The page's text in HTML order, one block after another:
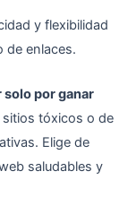
y flexibilidad
de enlaces.
solo por ganar
sitios tóxicos o de
Elige de
saludables y